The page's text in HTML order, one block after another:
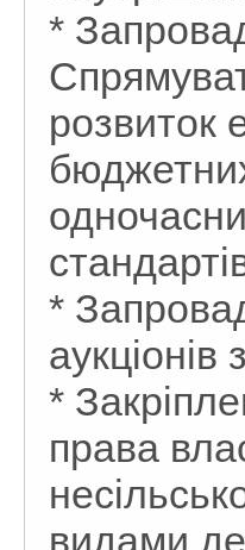
*
розвиток
*
*
права
видами